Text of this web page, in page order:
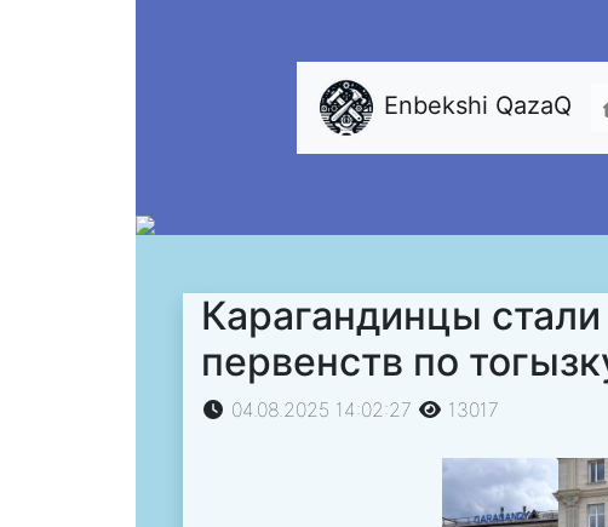
Enbekshi QazaQ
Карагандинцы
первенств по
04.08.2025 14:02:27 13017